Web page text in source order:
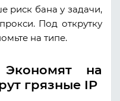
риск бана у задачи,
Под открутку
на типе.
на
грязные IP